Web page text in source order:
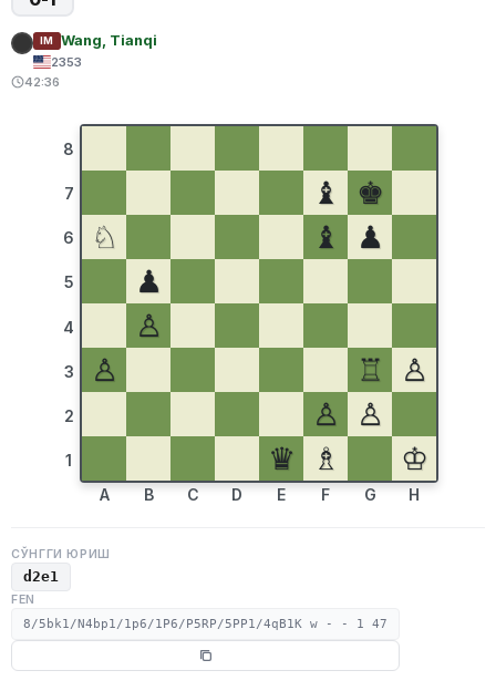
IM Wang, Tianqi
2353
42:36
8
7
6
5
4
3
2
1
♝
♚
♘
♝
♟
♟
♙
♙
♖
♙
♙
♙
♛
♗ ♔
A B C D E F G H
СЎНГГИ ЮРИШ
d2e1
FEN
8/5bk1/N4bp1/1p6/1P6/P5RP/5PP1/4qB1K w - - 1 47